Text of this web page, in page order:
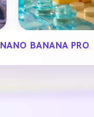
NANO BANANA PRO